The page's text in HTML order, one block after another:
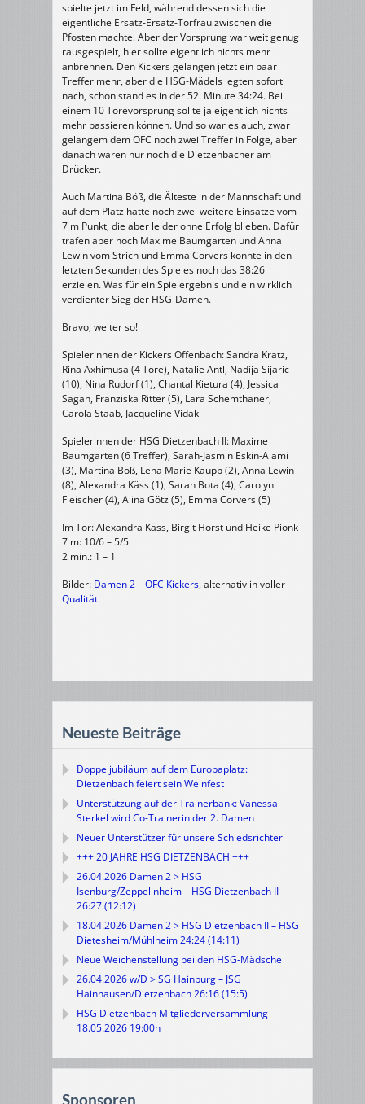
spielte jetzt im Feld, während dessen sich die
eigentliche Ersatz-Ersatz-Torfrau zwischen die
Pfosten machte. Aber der Vorsprung war weit genug
rausgespielt, hier sollte eigentlich nichts mehr
anbrennen. Den Kickers gelangen jetzt ein paar
Treffer mehr, aber die HSG-Mädels legten sofort
nach, schon stand es in der 52. Minute 34:24. Bei
einem 10 Torevorsprung sollte ja eigentlich nichts
mehr passieren können. Und so war es auch, zwar
gelangem dem OFC noch zwei Treffer in Folge, aber
danach waren nur noch die Dietzenbacher am
Drücker.
Auch Martina Böß, die Älteste in der Mannschaft und
auf dem Platz hatte noch zwei weitere Einsätze vom
7 m Punkt, die aber leider ohne Erfolg blieben. Dafür
trafen aber noch Maxime Baumgarten und Anna
Lewin vom Strich und Emma Corvers konnte in den
letzten Sekunden des Spieles noch das 38:26
erzielen. Was für ein Spielergebnis und ein wirklich
verdienter Sieg der HSG-Damen.
Bravo, weiter so!
Spielerinnen der Kickers Offenbach: Sandra Kratz,
Rina Axhimusa (4 Tore), Natalie Antl, Nadija Sijaric
(10), Nina Rudorf (1), Chantal Kietura (4), Jessica
Sagan, Franziska Ritter (5), Lara Schemthaner,
Carola Staab, Jacqueline Vidak
Spielerinnen der HSG Dietzenbach II: Maxime
Baumgarten (6 Treffer), Sarah-Jasmin Eskin-Alami
(3), Martina Böß, Lena Marie Kaupp (2), Anna Lewin
(8), Alexandra Käss (1), Sarah Bota (4), Carolyn
Fleischer (4), Alina Götz (5), Emma Corvers (5)
Im Tor: Alexandra Käss, Birgit Horst und Heike Pionk
7 m: 10/6 – 5/5
2 min.: 1 – 1
Bilder: Damen 2 – OFC Kickers, alternativ in voller
Qualität.
Neueste Beiträge
Doppeljubiläum auf dem Europaplatz:
Dietzenbach feiert sein Weinfest
Unterstützung auf der Trainerbank: Vanessa
Sterkel wird Co-Trainerin der 2. Damen
Neuer Unterstützer für unsere Schiedsrichter
+++ 20 JAHRE HSG DIETZENBACH +++
26.04.2026 Damen 2 > HSG
Isenburg/Zeppelinheim – HSG Dietzenbach II
26:27 (12:12)
18.04.2026 Damen 2 > HSG Dietzenbach II – HSG
Dietesheim/Mühlheim 24:24 (14:11)
Neue Weichenstellung bei den HSG-Mädsche
26.04.2026 w/D > SG Hainburg – JSG
Hainhausen/Dietzenbach 26:16 (15:5)
HSG Dietzenbach Mitgliederversammlung
18.05.2026 19:00h
Sponsoren